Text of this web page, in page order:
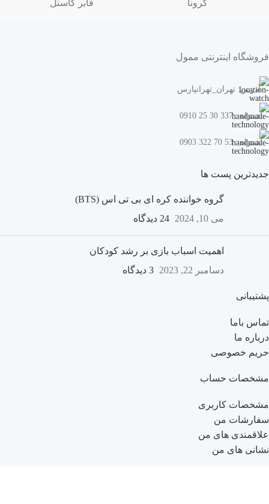
کرونا فابر کاستل
فروشگاه اینترنتی ممول
آدرس: تهران_تهرانپارس
همراه : 337 30 25 0910
همراه : 53 70 322 0903
جدیدترین پست ها
گروه خواننده کره ای بی تی اس (BTS)
می 10, 2024
24 دیدگاه
اهمیت اسباب بازی بر رشد کودکان
دسامبر 22, 2023
3 دیدگاه
پشتیبانی
تماس باما
درباره ما
حریم خصوصی
مشخصات حساب
مشخصات کاربری
سفارشات من
علاقمندی های من
نشانی های من